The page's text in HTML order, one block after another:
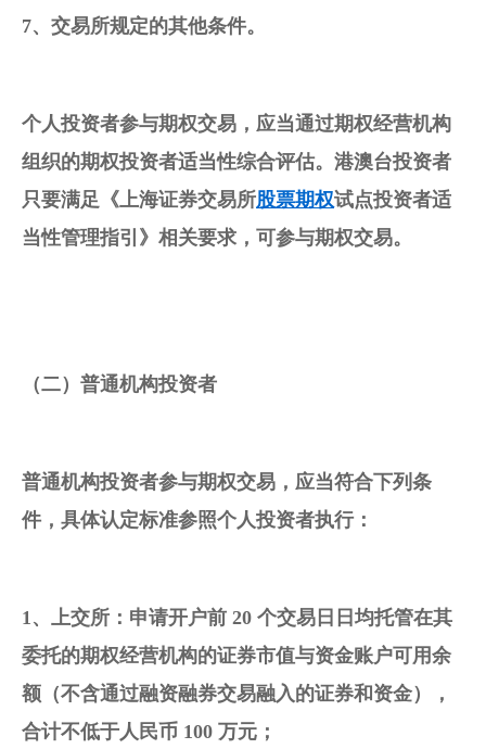
7、交易所规定的其他条件。
个人投资者参与期权交易，应当通过期权经营机构
组织的期权投资者适当性综合评估。港澳台投资者
只要满足《上海证券交易所股票期权试点投资者适
当性管理指引》相关要求，可参与期权交易。
（二）普通机构投资者
普通机构投资者参与期权交易，应当符合下列条
件，具体认定标准参照个人投资者执行：
1、上交所：申请开户前 20 个交易日日均托管在其
委托的期权经营机构的证券市值与资金账户可用余
额（不含通过融资融券交易融入的证券和资金），
合计不低于人民币 100 万元；